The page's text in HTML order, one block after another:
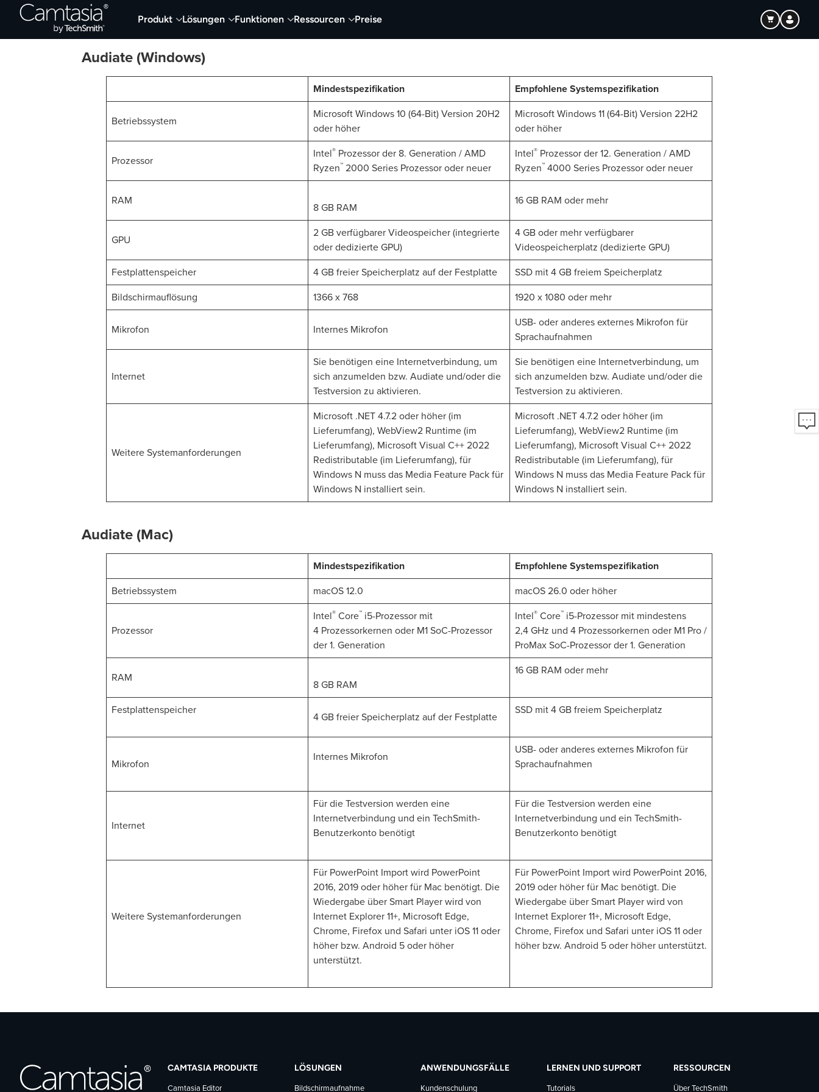
Direkt
Produkt Lösungen Funktionen Ressourcen Preise
Systemanforderungen für Audiate
Audiate (Windows)
Mindestspezifikation Empfohlene Systemspezifikation
Betriebssystem
Microsoft Windows 10 (64-Bit) Version 20H2
oder höher
Microsoft Windows 11 (64-Bit) Version 22H2
oder höher
Prozessor
Intel® Prozessor der 8. Generation / AMD
Ryzen™ 2000 Series Prozessor oder neuer
Intel® Prozessor der 12. Generation / AMD
Ryzen™ 4000 Series Prozessor oder neuer
RAM
8 GB RAM
16 GB RAM oder mehr
GPU
2 GB verfügbarer Videospeicher (integrierte
oder dedizierte GPU)
4 GB oder mehr verfügbarer
Videospeicherplatz (dedizierte GPU)
Festplattenspeicher 4 GB freier Speicherplatz auf der Festplatte SSD mit 4 GB freiem Speicherplatz
Bildschirmauflösung 1366 x 768 1920 x 1080 oder mehr
Mikrofon Internes Mikrofon
USB- oder anderes externes Mikrofon für
Sprachaufnahmen
Internet
Sie benötigen eine Internetverbindung, um
sich anzumelden bzw. Audiate und/oder die
Testversion zu aktivieren.
Sie benötigen eine Internetverbindung, um
sich anzumelden bzw. Audiate und/oder die
Testversion zu aktivieren.
Weitere Systemanforderungen
Microsoft .NET 4.7.2 oder höher (im
Lieferumfang), WebView2 Runtime (im
Lieferumfang), Microsoft Visual C++ 2022
Redistributable (im Lieferumfang), für
Windows N muss das Media Feature Pack für
Windows N installiert sein.
Microsoft .NET 4.7.2 oder höher (im
Lieferumfang), WebView2 Runtime (im
Lieferumfang), Microsoft Visual C++ 2022
Redistributable (im Lieferumfang), für
Windows N muss das Media Feature Pack für
Windows N installiert sein.
Audiate (Mac)
Mindestspezifikation Empfohlene Systemspezifikation
Betriebssystem macOS 12.0 macOS 26.0 oder höher
Prozessor
Intel® Core™ i5-Prozessor mit
4 Prozessorkernen oder M1 SoC-Prozessor
der 1. Generation
Intel® Core™ i5-Prozessor mit mindestens
2,4 GHz und 4 Prozessorkernen oder M1 Pro /
ProMax SoC-Prozessor der 1. Generation
RAM
8 GB RAM
16 GB RAM oder mehr
Festplattenspeicher
4 GB freier Speicherplatz auf der Festplatte
SSD mit 4 GB freiem Speicherplatz
Mikrofon
Internes Mikrofon
USB- oder anderes externes Mikrofon für
Sprachaufnahmen
Internet
Für die Testversion werden eine
Internetverbindung und ein TechSmith-
Benutzerkonto benötigt
Für die Testversion werden eine
Internetverbindung und ein TechSmith-
Benutzerkonto benötigt
Weitere Systemanforderungen
Für PowerPoint Import wird PowerPoint
2016, 2019 oder höher für Mac benötigt. Die
Wiedergabe über Smart Player wird von
Internet Explorer 11+, Microsoft Edge,
Chrome, Firefox und Safari unter iOS 11 oder
höher bzw. Android 5 oder höher
unterstützt.
Für PowerPoint Import wird PowerPoint 2016,
2019 oder höher für Mac benötigt. Die
Wiedergabe über Smart Player wird von
Internet Explorer 11+, Microsoft Edge,
Chrome, Firefox und Safari unter iOS 11 oder
höher bzw. Android 5 oder höher unterstützt.
CAMTASIA PRODUKTE
Camtasia Editor
LÖSUNGEN
Bildschirmaufnahme
ANWENDUNGSFÄLLE
Kundenschulung
LERNEN UND SUPPORT
Tutorials
RESSOURCEN
Über TechSmith